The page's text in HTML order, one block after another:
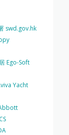
swd.gov.hk
Ego-Soft
Yacht